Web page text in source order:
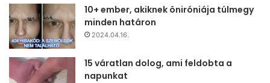
10+ ember, akiknek öniróniája túlmegy
minden határon
2024.04.16.
15 váratlan dolog, ami feldobta a
napunkat